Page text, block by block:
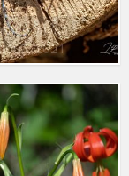
alpina
2021